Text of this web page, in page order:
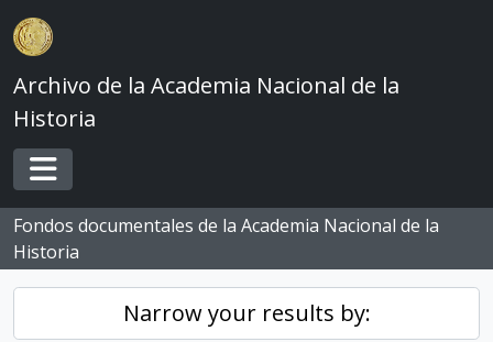
Skip to main content
Archivo de la Academia Nacional de la
Historia
Toggle navigation
Fondos documentales de la Academia Nacional de la
Historia
Narrow your results by: